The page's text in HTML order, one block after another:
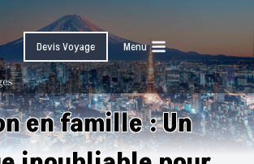
Devis Voyage Menu
en famille : Un